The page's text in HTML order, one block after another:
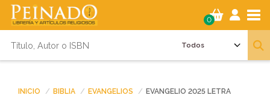
0
INICIO BIBLIA EVANGELIOS
EVANGELIO 2025 LETRA